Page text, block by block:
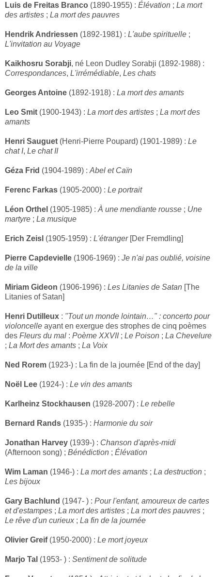
Luis de Freitas Branco (1890-1955) : Élévation ; La mort
des artistes ; La mort des pauvres
Hendrik Andriessen (1892-1981) : L'aube spirituelle ;
L'invitation au Voyage
Kaikhosru Sorabji, né Leon Dudley Sorabji (1892-1988) :
Correspondances, L'irrémédiable, Les chats
Georges Antoine (1892-1918) : La mort des amants
Leo Smit (1900-1943) : La mort des artistes ; La mort des
amants
Henri Sauguet (Henri-Pierre Poupard) (1901-1989) : Le
chat I, Le chat II
Géza Frid (1904-1989) : Abel et Caïn
Ferenc Farkas (1905-2000) : Le portrait
Léon Orthel (1905-1985) : À une mendiante rousse ; Une
martyre ; La musique
Erich Zeisl (1905-1959) : L'étranger[Der Fremdling]
Pierre Capdevielle (1906-1969) : Je n'ai pas oublié, voisine
de la ville
Miriam Gideon (1906-1996) : Les Litanies de Satan [The
Litanies of Satan]
Henri Dutilleux : "Tout un monde lointain…" : concerto pour
violoncelle ayant en exergue des strophes de cinq poèmes
des Fleurs du mal : Poème XXVII ; Le Poison ; La Chevelure
; La Mort des amants ; La Voix
Ned Rorem (1923-) : La fin de la journée [End of the day]
Noël Lee (1924-) : Le vin des amants
Karlheinz Stockhausen (1928-2007) : Le rebelle
Bernard Rands (1935-) : Harmonie du soir
Jonathan Harvey (1939-) : Chanson d'après-midi
(Afternoon song) ; Bénédiction ; Élévation
Wim Laman (1946-) : La mort des amants ; La destruction ;
Les bijoux
Gary Bachlund (1947- ) : Pour l'enfant, amoureux de cartes
et d'estampes ; La mort des artistes ; La mort des pauvres ;
Le rêve d'un curieux ; La fin de la journée
Olivier Greif(1950-2000) : Le mort joyeux
Marjo Tal (1953- ) : Sentiment de solitude